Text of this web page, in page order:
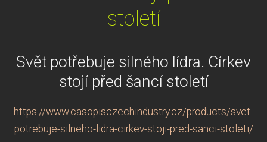
století
Svět potřebuje silného lídra. Církev
stojí před šancí století
https://www.casopisczechindustry.cz/products/svet-
potrebuje-silneho-lidra-cirkev-stoji-pred-sanci-stoleti/